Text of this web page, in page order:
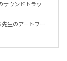
サウンドトラッ
生のアートワー